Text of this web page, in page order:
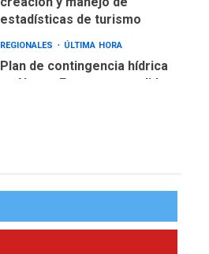
estadísticas de turismo
REGIONALES ÚLTIMA HORA
Plan de contingencia hídrica
en Nueva Esparta consolida